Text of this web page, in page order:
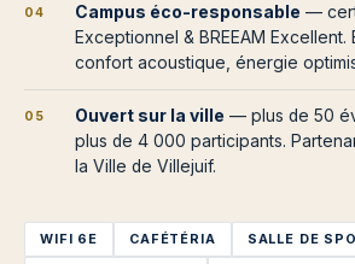
04 Campus éco-responsable —
Exceptionnel & BREEAM Excellent.
confort acoustique, énergie
05 Ouvert sur la ville — plus de 50
plus de 4 000 participants.
la Ville de Villejuif.
WIFI 6E CAFÉTÉRIA SALLE DE